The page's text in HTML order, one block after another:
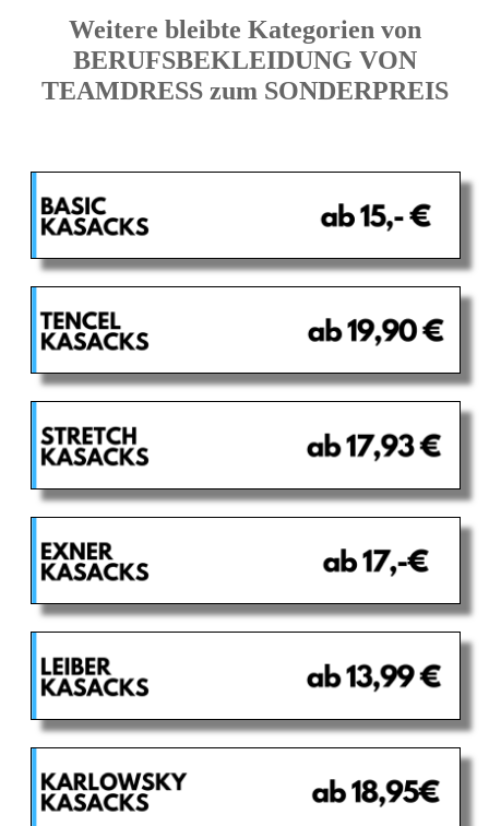
Weitere bleibte Kategorien von
BERUFSBEKLEIDUNG VON
TEAMDRESS zum SONDERPREIS